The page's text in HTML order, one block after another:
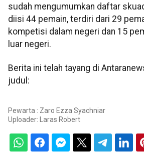
sudah mengumumkan daftar
diisi 44 pemain, terdiri dari 29
kompetisi dalam negeri dan 15
luar negeri.
Berita ini telah tayang di
judul:
Pewarta : Zaro Ezza Syachniar
Uploader:
Laras Robert